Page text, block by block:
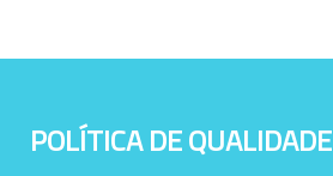
POLÍTICA DE QUALIDADE